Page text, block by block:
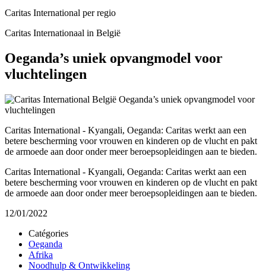
Caritas International per regio
Caritas Internationaal in België
Oeganda’s uniek opvangmodel voor
vluchtelingen
Caritas International - Kyangali, Oeganda: Caritas werkt aan een
betere bescherming voor vrouwen en kinderen op de vlucht en pakt
de armoede aan door onder meer beroepsopleidingen aan te bieden.
Caritas International - Kyangali, Oeganda: Caritas werkt aan een
betere bescherming voor vrouwen en kinderen op de vlucht en pakt
de armoede aan door onder meer beroepsopleidingen aan te bieden.
12/01/2022
Catégories
Oeganda
Afrika
Noodhulp & Ontwikkeling